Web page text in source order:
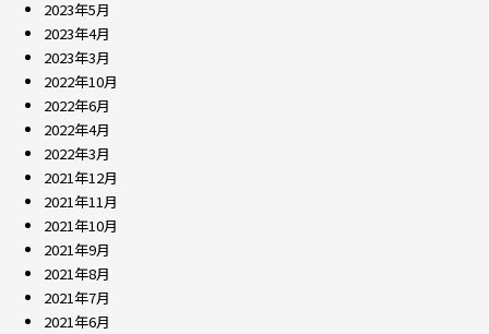
2023年5月
2023年4月
2023年3月
2022年10月
2022年6月
2022年4月
2022年3月
2021年12月
2021年11月
2021年10月
2021年9月
2021年8月
2021年7月
2021年6月